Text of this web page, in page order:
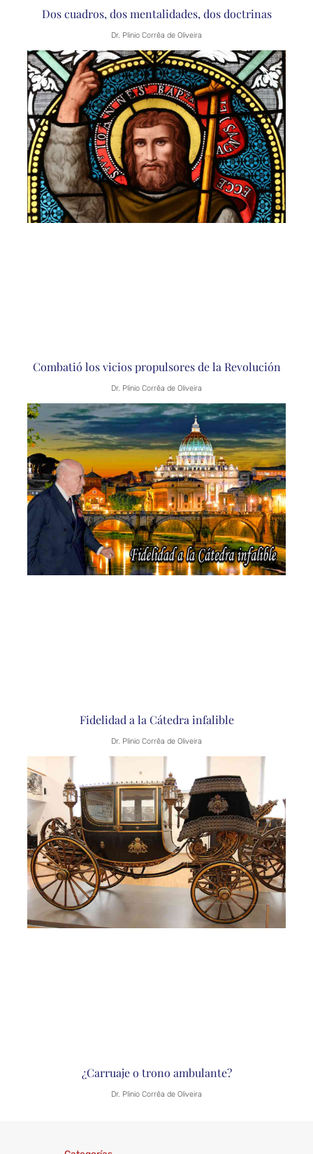
Dos cuadros, dos mentalidades, dos doctrinas
Dr. Plinio Corrêa de Oliveira
Combatió los vicios propulsores de la Revolución
Dr. Plinio Corrêa de Oliveira
Fidelidad a la Cátedra infalible
Dr. Plinio Corrêa de Oliveira
¿Carruaje o trono ambulante?
Dr. Plinio Corrêa de Oliveira